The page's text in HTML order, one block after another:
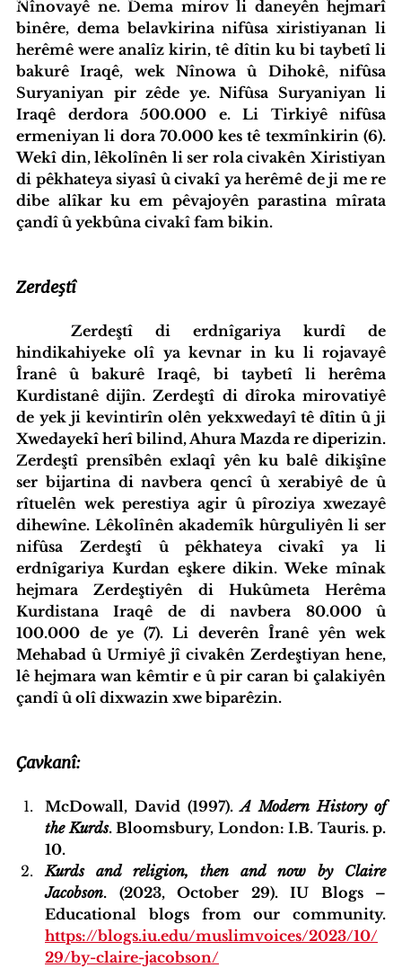
Nînovayê ne. Dema mirov li daneyên hejmarî
binêre, dema belavkirina nifûsa xiristiyanan li
herêmê were analîz kirin, tê dîtin ku bi taybetî li
bakurê Iraqê, wek Nînowa û Dihokê, nifûsa
Suryaniyan pir zêde ye. Nifûsa Suryaniyan li
Iraqê derdora 500.000 e. Li Tirkiyê nifûsa
ermeniyan li dora 70.000 kes tê texmînkirin (6).
Wekî din, lêkolînên li ser rola civakên Xiristiyan
di pêkhateya siyasî û civakî ya herêmê de ji me re
dibe alîkar ku em pêvajoyên parastina mîrata
çandî û yekbûna civakî fam bikin.
Zerdeştî
hindikahiyeke olî ya kevnar in ku li rojavayê
Îranê û bakurê Iraqê, bi taybetî li herêma
Kurdistanê dijîn. Zerdeştî di dîroka mirovatiyê
de yek ji kevintirîn olên yekxwedayî tê dîtin û ji
Xwedayekî herî bilind, Ahura Mazda re diperizin.
Zerdeştî prensîbên exlaqî yên ku balê dikişîne
ser bijartina di navbera qencî û xerabiyê de û
rîtuelên wek perestiya agir û pîroziya xwezayê
dihewîne. Lêkolînên akademîk hûrguliyên li ser
nifûsa Zerdeştî û pêkhateya civakî ya li
erdnîgariya Kurdan eşkere dikin. Weke mînak
hejmara Zerdeştiyên di Hukûmeta Herêma
Kurdistana Iraqê de di navbera 80.000 û
100.000 de ye (7). Li deverên Îranê yên wek
Mehabad û Urmiyê jî civakên Zerdeştiyan hene,
lê hejmara wan kêmtir e û pir caran bi çalakiyên
çandî û olî dixwazin xwe biparêzin.
Çavkanî:
McDowall, David (1997). A Modern History of
the Kurds. Bloomsbury, London: I.B. Tauris. p.
10.
Kurds and religion, then and now by Claire
Jacobson. (2023, October 29). IU Blogs –
https://blogs.iu.edu/muslimvoices/2023/10/
29/by-claire-jacobson/